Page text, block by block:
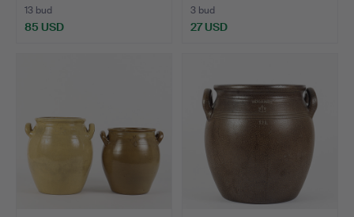
13 bud
85 USD
3 bud
27 USD